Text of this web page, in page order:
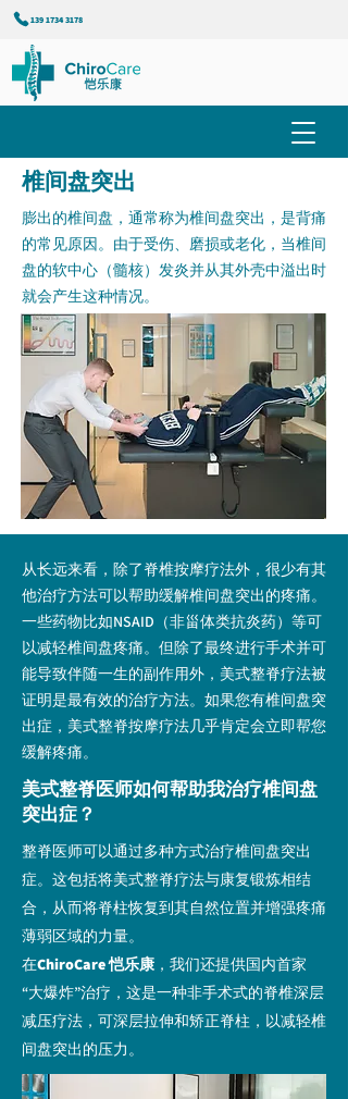
139 1734 3178
椎间盘突出
膨出的椎间盘，通常称为椎间盘突出，是背痛
的常见原因。由于受伤、磨损或老化，当椎间
盘的软中心（髓核）发炎并从其外壳中溢出时
就会产生这种情况。
从长远来看，除了脊椎按摩疗法外，很少有其
他治疗方法可以帮助缓解椎间盘突出的疼痛。
一些药物比如NSAID（非甾体类抗炎药）等可
以减轻椎间盘疼痛。但除了最终进行手术并可
能导致伴随一生的副作用外，美式整脊疗法被
证明是最有效的治疗方法。如果您有椎间盘突
出症，美式整脊按摩疗法几乎肯定会立即帮您
缓解疼痛。
美式整脊医师如何帮助我治疗椎间盘
突出症？
整脊医师可以通过多种方式治疗椎间盘突出
症。这包括将美式整脊疗法与康复锻炼相结
合，从而将脊柱恢复到其自然位置并增强疼痛
薄弱区域的力量。
在ChiroCare 恺乐康 ，我们还提供国内首家
“大爆炸”治疗，这是一种非手术式的脊椎深层
减压疗法，可深层拉伸和矫正脊柱，以减轻椎
间盘突出的压力。